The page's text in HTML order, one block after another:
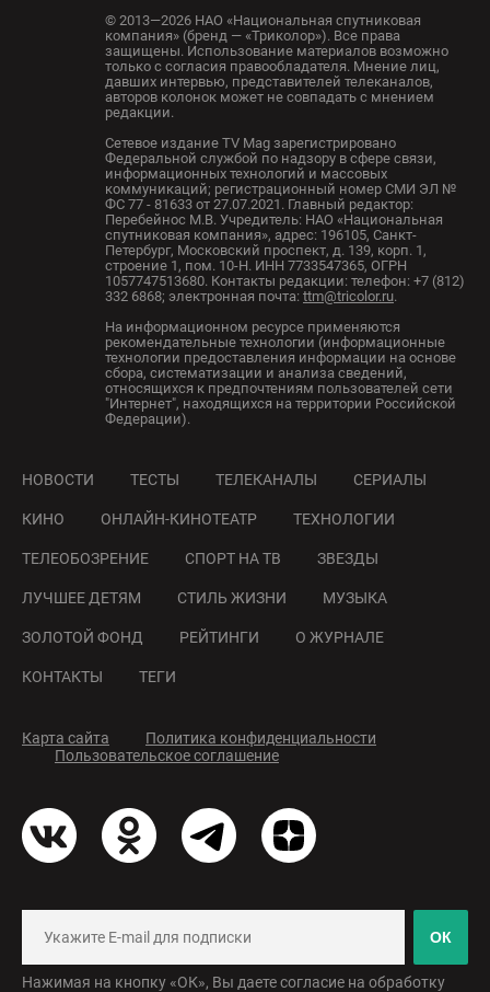
© 2013—2026 НАО «Национальная спутниковая
компания» (бренд — «Триколор»). Все права
защищены. Использование материалов возможно
только с согласия правообладателя. Мнение лиц,
давших интервью, представителей телеканалов,
авторов колонок может не совпадать с мнением
редакции.
Сетевое издание TV Mag зарегистрировано
Федеральной службой по надзору в сфере связи,
информационных технологий и массовых
коммуникаций; регистрационный номер СМИ ЭЛ №
ФС 77 - 81633 от 27.07.2021. Главный редактор:
Перебейнос М.В. Учредитель: НАО «Национальная
спутниковая компания», адрес: 196105, Санкт-
Петербург, Московский проспект, д. 139, корп. 1,
строение 1, пом. 10-Н. ИНН 7733547365, ОГРН
1057747513680. Контакты редакции: телефон: +7 (812)
332 6868; электронная почта: ttm@tricolor.ru.
На информационном ресурсе применяются
рекомендательные технологии (информационные
технологии предоставления информации на основе
сбора, систематизации и анализа сведений,
относящихся к предпочтениям пользователей сети
"Интернет", находящихся на территории Российской
Федерации).
НОВОСТИ ТЕСТЫ ТЕЛЕКАНАЛЫ СЕРИАЛЫ
КИНО ОНЛАЙН-КИНОТЕАТР ТЕХНОЛОГИИ
ТЕЛЕОБОЗРЕНИЕ СПОРТ НА ТВ ЗВЕЗДЫ
ЛУЧШЕЕ ДЕТЯМ СТИЛЬ ЖИЗНИ МУЗЫКА
ЗОЛОТОЙ ФОНД РЕЙТИНГИ О ЖУРНАЛЕ
КОНТАКТЫ ТЕГИ
Карта сайта
Политика конфиденциальности
Пользовательское соглашение
ОК
Нажимая на кнопку «ОК», Вы даете согласие на обработку